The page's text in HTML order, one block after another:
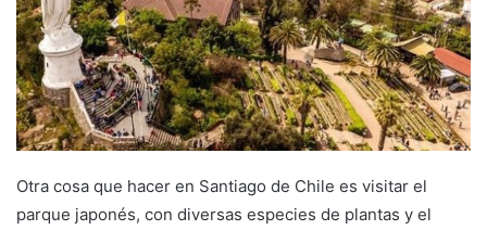
Otra cosa que hacer en Santiago de Chile es visitar el
parque japonés, con diversas especies de plantas y el